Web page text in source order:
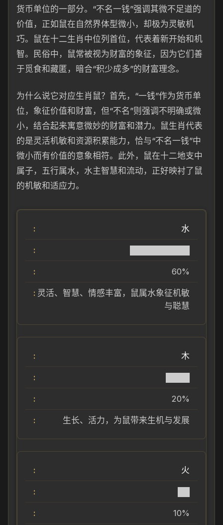
货币单位的一部分。“不名一钱”强调其微不足道的
价值，正如鼠在自然界体型微小，却极为灵敏机
巧。鼠在十二生肖中位列首位，代表着新开始和机
智。民俗中，鼠常被视为财富的象征，因为它们善
于觅食和藏匿，暗合“积少成多”的财富理念。
为什么说它对应生肖鼠？首先，“一钱”作为货币单
位，象征价值和财富，但“不名”则强调不明确或微
小，结合起来寓意微妙的财富和潜力。鼠生肖代表
的是灵活机敏和资源积累能力，恰与“不名一钱”中
微小而有价值的意象相符。此外，鼠在十二地支中
属子，五行属水，水主智慧和流动，正好映衬了鼠
的机敏和适应力。
水
60%
灵活、智慧、情感丰富，鼠属水象征机敏
与聪慧
木
20%
生长、活力，为鼠带来生机与发展
火
10%